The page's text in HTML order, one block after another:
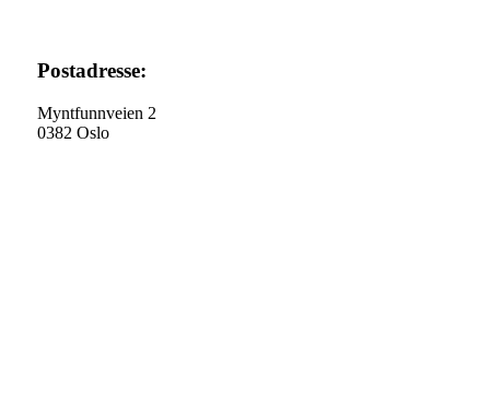
Postadresse:
Myntfunnveien 2
0382 Oslo